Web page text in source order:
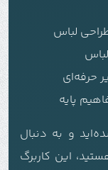
لباس
حرفه‌ای
پایه
و به دنبال
این کاربرگ